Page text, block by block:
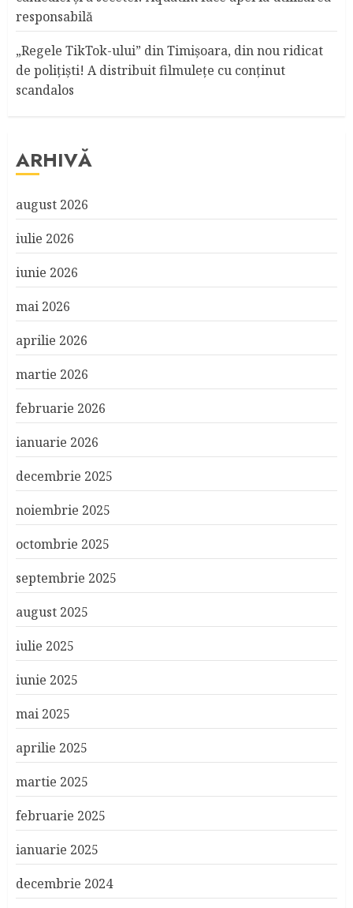
responsabilă
„Regele TikTok-ului” din Timişoara, din nou ridicat
de poliţişti! A distribuit filmuleţe cu conţinut
scandalos
ARHIVĂ
august 2026
iulie 2026
iunie 2026
mai 2026
aprilie 2026
martie 2026
februarie 2026
ianuarie 2026
decembrie 2025
noiembrie 2025
octombrie 2025
septembrie 2025
august 2025
iulie 2025
iunie 2025
mai 2025
aprilie 2025
martie 2025
februarie 2025
ianuarie 2025
decembrie 2024